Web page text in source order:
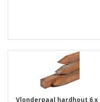
Vlonderpaal hardhout 6 x